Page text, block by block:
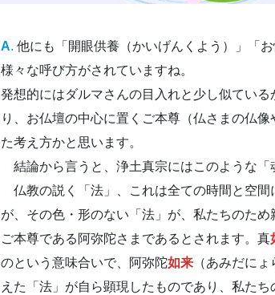
A. 他にも「開眼供養（かいげんくよう）」「
様々な呼び方がされていますね。
発想的にはダルマさんの目入れと少し似てい
り、お仏壇の中心に置くご本尊（仏さまの仏
た考え方かと思います。
結論から言うと、浄土真宗にはこのような「
仏教の説く「法」、これは全ての時間と空
が、その色・形のない「法」が、私たちのた
ご本尊である阿弥陀さまであるとされます。真
のという意味合いで、阿弥陀如来 （あみだに
えた「法」が自ら顕現したものであり、私た